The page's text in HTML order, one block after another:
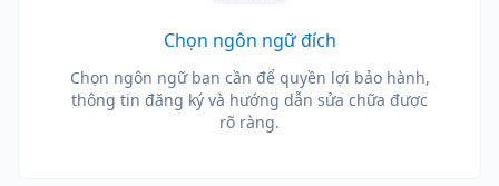
Chọn ngôn ngữ đích
Chọn ngôn ngữ bạn cần để quyền lợi bảo hành,
thông tin đăng ký và hướng dẫn sửa chữa được
rõ ràng.